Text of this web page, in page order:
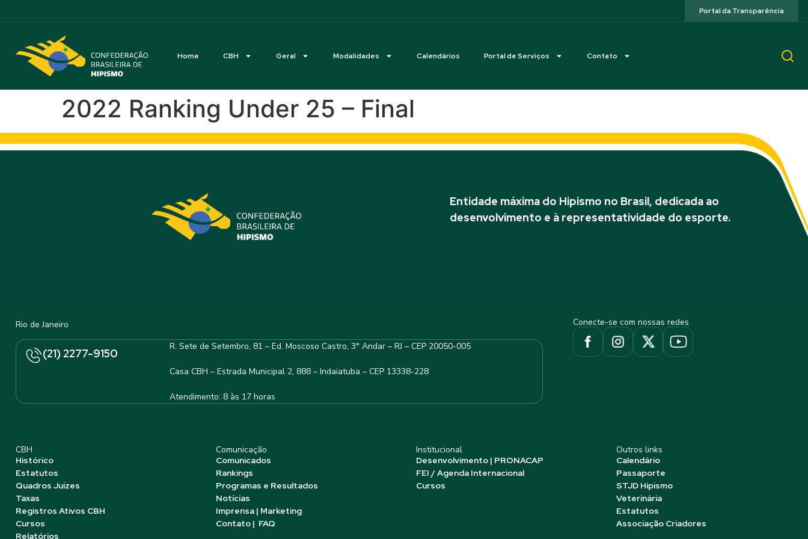
Portal da Transparência
Home CBH Geral Modalidades Calendários Portal de Serviços Contato
2022 Ranking Under 25 – Final
Entidade máxima do Hipismo no Brasil, dedicada ao
desenvolvimento e à representatividade do esporte.
Rio de Janeiro
(21) 2277-9150
R. Sete de Setembro, 81 – Ed. Moscoso Castro, 3° Andar – RJ – CEP 20050-005
Casa CBH – Estrada Municipal 2, 888 – Indaiatuba – CEP 13338-228
Atendimento: 8 às 17 horas
Conecte-se com nossas redes
CBH
Histórico
Estatutos
Quadros Juízes
Taxas
Registros Ativos CBH
Cursos
Relatórios
Comunicação
Comunicados
Rankings
Programas e Resultados
Notícias
Imprensa | Marketing
Contato | FAQ
Institucional
Desenvolvimento | PRONACAP
FEI / Agenda Internacional
Cursos
Outros links
Calendário
Passaporte
STJD Hipismo
Veterinária
Estatutos
Associação Criadores